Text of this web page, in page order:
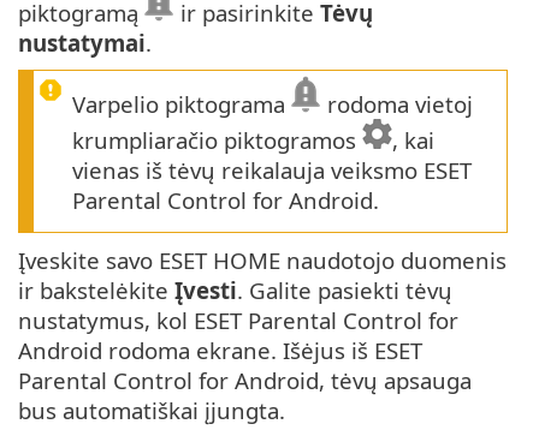
piktogramą
ir pasirinkite Tėvų
nustatymai.
Varpelio piktograma
rodoma vietoj
krumpliaračio piktogramos
, kai
vienas iš tėvų reikalauja veiksmo ESET
Parental Control for Android.
Įveskite savo ESET HOME naudotojo duomenis
ir bakstelėkite Įvesti. Galite pasiekti tėvų
nustatymus, kol ESET Parental Control for
Android rodoma ekrane. Išėjus iš ESET
Parental Control for Android, tėvų apsauga
bus automatiškai įjungta.